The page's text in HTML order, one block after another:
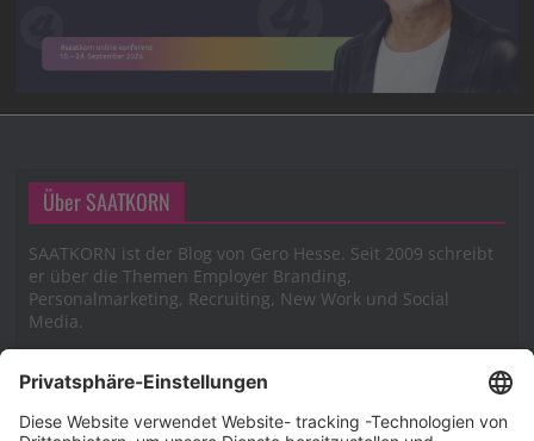
Über SAATKORN
SAATKORN ist der Blog von Gero Hesse. Seit 2009 schreibt
er über die Themen Employer Branding,
Personalmarketing, Recruiting, New Work und Social
Media.